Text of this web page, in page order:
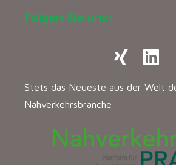
Folgen Sie uns:
Stets das Neueste aus der Welt
Nahverkehrsbranche